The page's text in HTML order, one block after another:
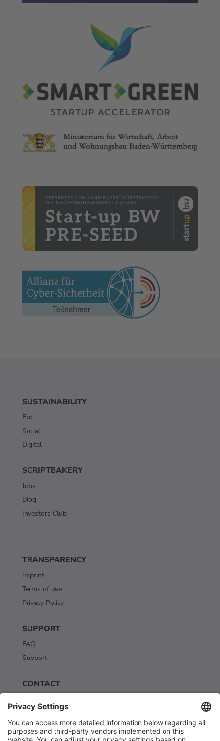
SUSTAINABILITY
Eco
Social
Digital
SCRIPTBAKERY
Jobs
Blog
Investors Club
TRANSPARENCY
Imprint
Terms of use
Privacy Policy
SUPPORT
FAQ
Support
CONTACT
Newsletter